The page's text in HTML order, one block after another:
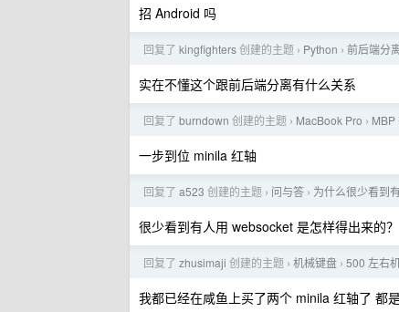
招 Android 吗
回复了 kingfighters创建的主题 › Python › 前后端分
实在不懂这个跟前后端分离有什么关系
回复了 burndown 创建的主题 › MacBook Pro › MBP
一步到位 minila 红轴
回复了 a523 创建的主题 › 问与答 › 为什么很少看到
很少看到有人用 websocket 是怎样得出来的？
回复了 zhusimaji 创建的主题 › 机械键盘 › 500 左右
我都已经在咸鱼上买了两个 minila 红轴了 都